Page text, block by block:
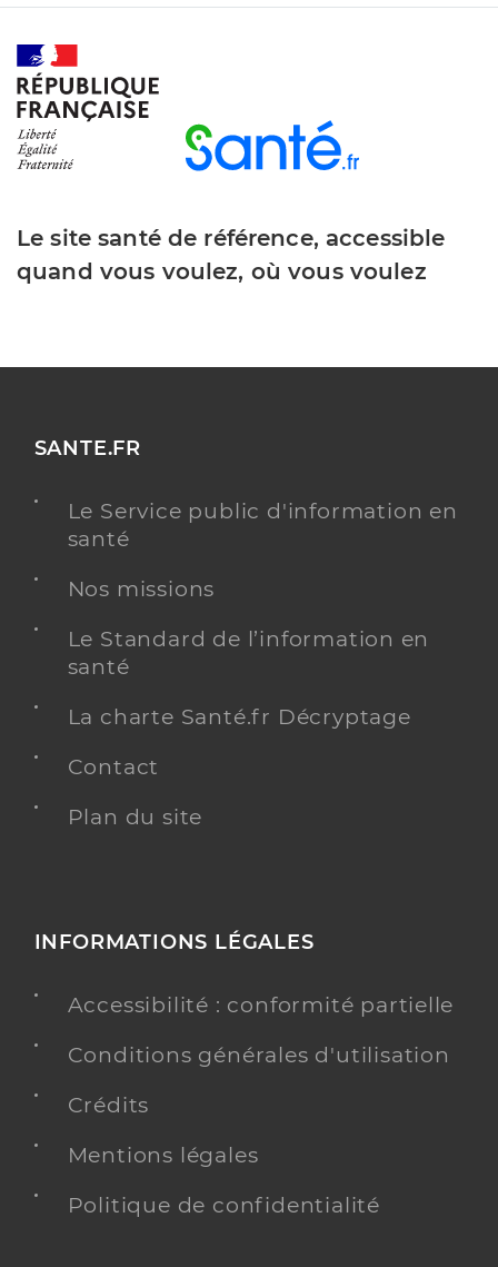
Le site santé de référence, accessible
quand vous voulez, où vous voulez
SANTE.FR
Le Service public d'information en
santé
Nos missions
Le Standard de l’information en
santé
La charte Santé.fr Décryptage
Contact
Plan du site
INFORMATIONS LÉGALES
Accessibilité : conformité partielle
Conditions générales d'utilisation
Crédits
Mentions légales
Politique de confidentialité